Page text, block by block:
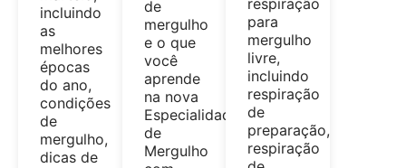
incluindo
as
melhores
épocas
do ano,
condições
de
mergulho,
dicas de
de
mergulho
e o que
você
aprende
na nova
Especialidade
de
Mergulho
respiração
para
mergulho
livre,
incluindo
respiração
de
preparação,
respiração